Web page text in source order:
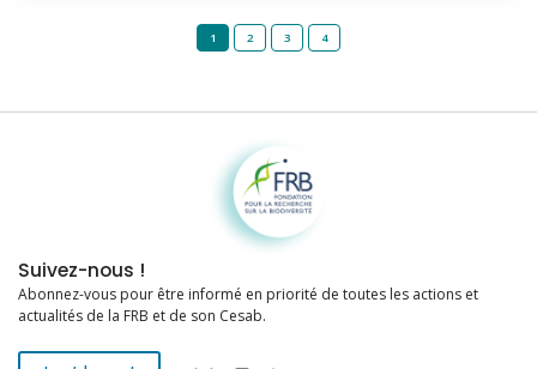
1 2 3 4
Fondation pour la recherche sur la biodiversité
Suivez-nous !
Abonnez-vous pour être informé en priorité de toutes les actions et
actualités de la FRB et de son Cesab.